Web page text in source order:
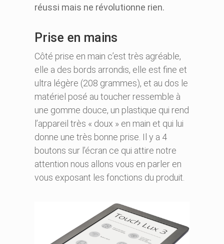
réussi mais ne révolutionne rien.
Prise en mains
Côté prise en main c’est très agréable,
elle a des bords arrondis, elle est fine et
ultra légère (208 grammes), et au dos le
matériel posé au toucher ressemble à
une gomme douce, un plastique qui rend
l’appareil très « doux » en main et qui lui
donne une très bonne prise. Il y a 4
boutons sur l’écran ce qui attire notre
attention nous allons vous en parler en
vous exposant les fonctions du produit.